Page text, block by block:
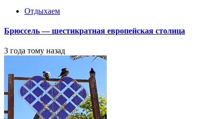
Отдыхаем
Брюссель — шестикратная европейская столица
3 года тому назад